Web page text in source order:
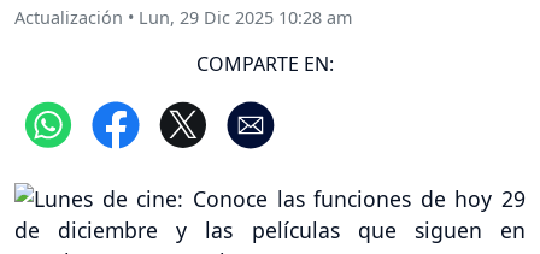
Actualización • Lun, 29 Dic 2025 10:28 am
COMPARTE EN: